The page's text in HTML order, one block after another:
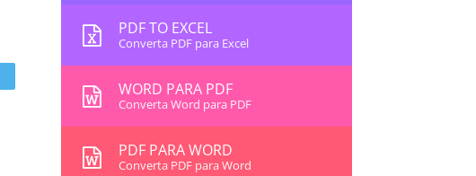
PDF TO EXCEL
Converta PDF para Excel
WORD PARA PDF
Converta Word para PDF
PDF PARA WORD
Converta PDF para Word